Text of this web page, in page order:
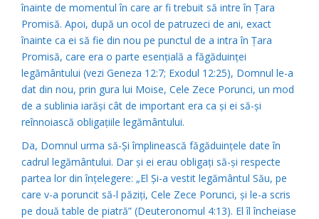
înainte de momentul în care ar fi trebuit să intre în Ţara
Promisă. Apoi, după un ocol de patruzeci de ani, exact
înainte ca ei să fie din nou pe punctul de a intra în Ţara
Promisă, care era o parte esenţială a făgăduinţei
legământului (vezi Geneza 12:7; Exodul 12:25), Domnul le-a
dat din nou, prin gura lui Moise, Cele Zece Porunci, un mod
de a sublinia iarăşi cât de important era ca şi ei să-şi
reînnoiască obligaţiile legământului.
Da, Domnul urma să-Şi împlinească făgăduinţele date în
cadrul legământului. Dar şi ei erau obligaţi să-şi respecte
partea lor din înţelegere: „El Şi-a vestit legământul Său, pe
care v-a poruncit să-l păziţi, Cele Zece Porunci, şi le-a scris
pe două table de piatră” (Deuteronomul 4:13). El îl încheiase